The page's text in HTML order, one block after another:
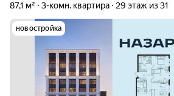
87,1 м²
3-комн. квартира 29 этаж из 31
новостройка